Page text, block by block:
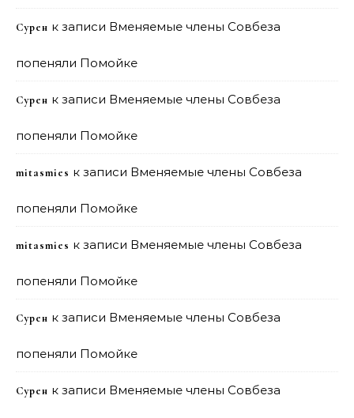
Сурен к записи Вменяемые члены Совбеза
попеняли Помойке
Сурен к записи Вменяемые члены Совбеза
попеняли Помойке
mitasmies к записи Вменяемые члены Совбеза
попеняли Помойке
mitasmies к записи Вменяемые члены Совбеза
попеняли Помойке
Сурен к записи Вменяемые члены Совбеза
попеняли Помойке
Сурен к записи Вменяемые члены Совбеза